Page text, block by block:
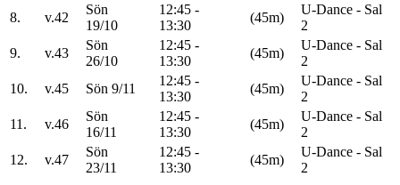
8.
v.42
Sön
19/10
12:45 -
13:30
(45m)
U-Dance - Sal
2
9.
v.43
Sön
26/10
12:45 -
13:30
(45m)
U-Dance - Sal
2
10.
v.45 Sön 9/11
12:45 -
13:30
(45m)
U-Dance - Sal
2
11.
v.46
Sön
16/11
12:45 -
13:30
(45m)
U-Dance - Sal
2
12.
v.47
Sön
23/11
12:45 -
13:30
(45m)
U-Dance - Sal
2